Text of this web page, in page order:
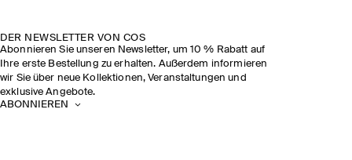
DER NEWSLETTER VON COS
Abonnieren Sie unseren Newsletter, um 10 % Rabatt auf
Ihre erste Bestellung zu erhalten. Außerdem informieren
wir Sie über neue Kollektionen, Veranstaltungen und
exklusive Angebote.
ABONNIEREN